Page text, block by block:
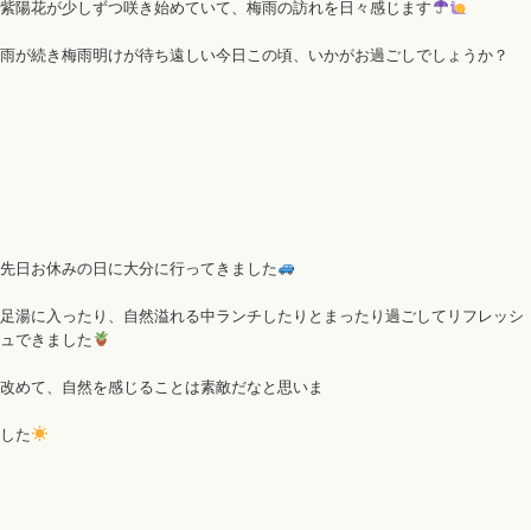
紫陽花が少しずつ咲き始めていて、梅雨の訪れを日々感じます
雨が続き梅雨明けが待ち遠しい今日この頃、いかがお過ごしでしょうか？
先日お休みの日に大分に行ってきました
足湯に入ったり、自然溢れる中ランチしたりとまったり過ごしてリフレッシ
ュできました
改めて、自然を感じることは素敵だなと思いま
した